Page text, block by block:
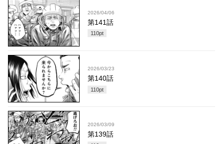
2026/04/06
第141話
110pt
2026/03/23
第140話
110pt
2026/03/09
第139話